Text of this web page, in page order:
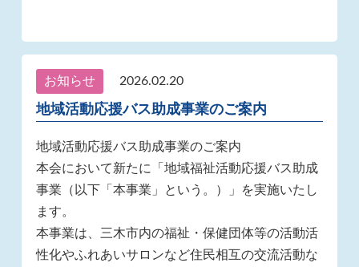
お知らせ 2026.02.20
地域活動応援バス助成事業のご案内
地域活動応援バス助成事業のご案内
本会において新たに「地域福祉活動応援バス助成
事業（以下「本事業」という。）」を実施いたし
ます。
本事業は、三木市内の福祉・保健団体等の活動活
性化やふれあいサロンなど住民相互の交流活動な